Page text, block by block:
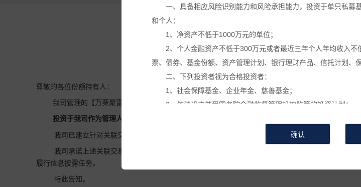
一、具备相应风险识别能力和风险承担能力，投资于单只私募
和个人：
1、净资产不低于1000万元的单位；
2、个人金融资产不低于300万元或者最近三年个人年均收入
票、债券、基金份额、资产管理计划、银行理财产品、信托计划、
二、下列投资者视为合格投资者：
1、社会保障基金、企业年金、慈善基金；
2、依法设立并受国务院金融监督管理机构监管的投资计划；
本网站所载的各种信息和数据等仅供参考, 并不构成广告或销
时间：2024-04-30 来源 : 作者 :
尊敬的各位份额持有人：
我司管理的【万葵聚富湾23号家族私募证券投资基金】拟按照本基金合同约定进行关联交易，具体事
投资于我司作为管理人的【
我司已建立针对关联交易的特殊决策机制，已建立不得利用关联交易进行利益输送、内幕交易和操
我司承诺上述关联交易事项不存在利益输送、内幕交易或操作市场等违法违规活动，在运用本基
履行信息披露任务。
特此告知。